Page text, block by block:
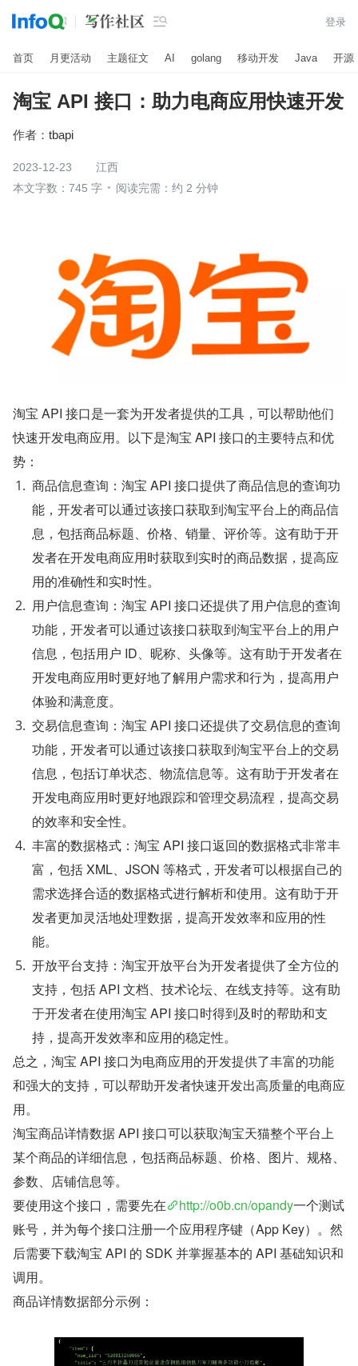
 登录
首页 月更活动 主题征文 AI golang 移动开发 Java 开源
淘宝 API 接口：助力电商应用快速开发
作者： tbapi
2023-12-23
江西
本文字数：745 字
阅读完需：约 2 分钟
淘宝 API 接口是一套为开发者提供的工具，可以帮助他们
快速开发电商应用。以下是淘宝 API 接口的主要特点和优
势：
商品信息查询：淘宝 API 接口提供了商品信息的查询功
能，开发者可以通过该接口获取到淘宝平台上的商品信
息，包括商品标题、价格、销量、评价等。这有助于开
发者在开发电商应用时获取到实时的商品数据，提高应
用的准确性和实时性。
用户信息查询：淘宝 API 接口还提供了用户信息的查询
功能，开发者可以通过该接口获取到淘宝平台上的用户
信息，包括用户 ID、昵称、头像等。这有助于开发者在
开发电商应用时更好地了解用户需求和行为，提高用户
体验和满意度。
交易信息查询：淘宝 API 接口还提供了交易信息的查询
功能，开发者可以通过该接口获取到淘宝平台上的交易
信息，包括订单状态、物流信息等。这有助于开发者在
开发电商应用时更好地跟踪和管理交易流程，提高交易
的效率和安全性。
丰富的数据格式：淘宝 API 接口返回的数据格式非常丰
富，包括 XML、JSON 等格式，开发者可以根据自己的
需求选择合适的数据格式进行解析和使用。这有助于开
发者更加灵活地处理数据，提高开发效率和应用的性
能。
开放平台支持：淘宝开放平台为开发者提供了全方位的
支持，包括 API 文档、技术论坛、在线支持等。这有助
于开发者在使用淘宝 API 接口时得到及时的帮助和支
持，提高开发效率和应用的稳定性。
总之，淘宝 API 接口为电商应用的开发提供了丰富的功能
和强大的支持，可以帮助开发者快速开发出高质量的电商应
用。
淘宝商品详情数据 API 接口可以获取淘宝天猫整个平台上
某个商品的详细信息，包括商品标题、价格、图片、规格、
参数、店铺信息等。
要使用这个接口，需要先在
http://o0b.cn/opandy一个测试
账号，并为每个接口注册一个应用程序键（App Key）。然
后需要下载淘宝 API 的 SDK 并掌握基本的 API 基础知识和
调用。
商品详情数据部分示例：